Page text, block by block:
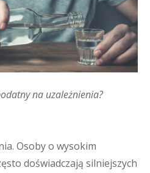
na uzależnienia?
Osoby o wysokim
doświadczają silniejszych